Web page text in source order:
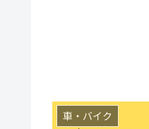
車・バイク